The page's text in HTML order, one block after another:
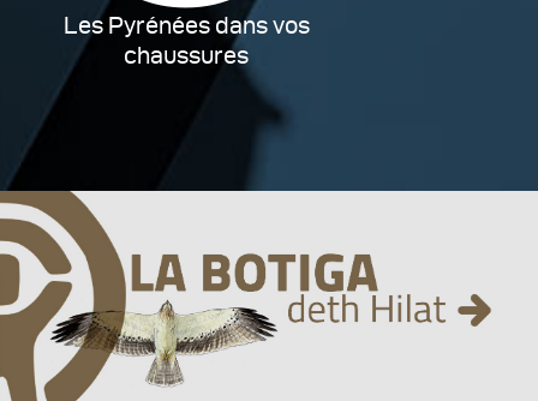
Les Pyrénées dans vos
chaussures